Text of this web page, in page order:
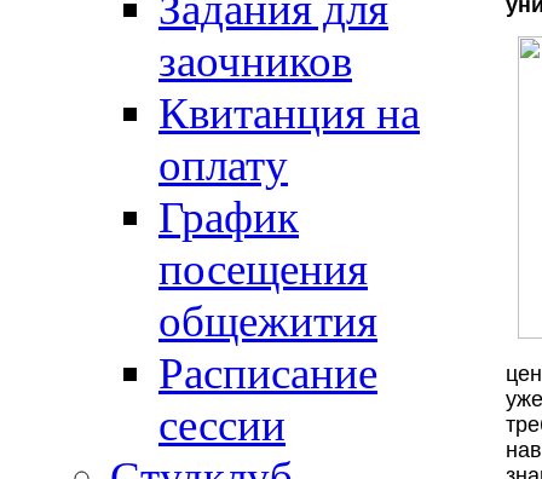
заочников
Квитанция на
оплату
График
посещения
общежития
Расписание
сессии